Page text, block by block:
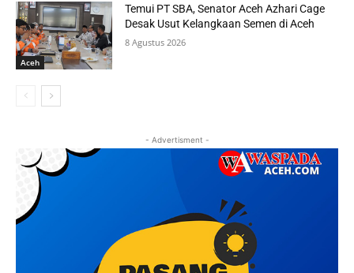
Aceh
Temui PT SBA, Senator Aceh Azhari Cage
Desak Usut Kelangkaan Semen di Aceh
8 Agustus 2026
- Advertisment -